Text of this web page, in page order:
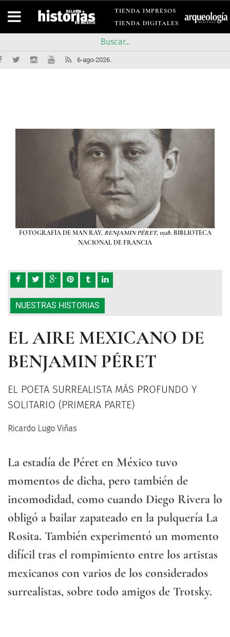
TIENDA IMPRESOS
TIENDA DIGITALES
6-ago-2026.
FOTOGRAFÍA DE MAN RAY, BENJAMIN PÉRET, 1928. BIBLIOTECA
NACIONAL DE FRANCIA
NUESTRAS HISTORIAS
EL AIRE MEXICANO DE
BENJAMIN PÉRET
EL POETA SURREALISTA MÁS PROFUNDO Y
SOLITARIO (PRIMERA PARTE)
Ricardo Lugo Viñas
La estadía de Péret en México tuvo
momentos de dicha, pero también de
incomodidad, como cuando Diego Rivera lo
obligó a bailar zapateado en la pulquería La
Rosita. También experimentó un momento
difícil tras el rompimiento entre los artistas
mexicanos con varios de los considerados
surrealistas, sobre todo amigos de Trotsky.